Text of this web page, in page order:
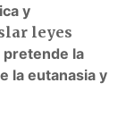
y
leyes
pretende la
la eutanasia y